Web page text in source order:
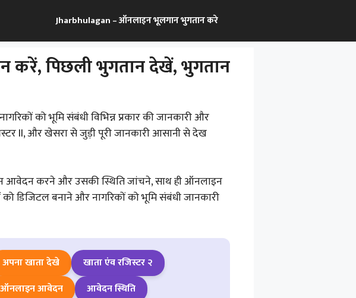
Jharbhulagan – ऑनलाइन भूलगान भुगतान करे
करें, पिछली भुगतान देखें, भुगतान
को भूमि संबंधी विभिन्न प्रकार की जानकारी और
II, और खेसरा से जुड़ी पूरी जानकारी आसानी से देख
आवेदन करने और उसकी स्थिति जांचने, साथ ही ऑनलाइन
डिजिटल बनाने और नागरिकों को भूमि संबंधी जानकारी
अपना खाता देखे
खाता एंव रजिस्टर २
ऑनलाइन आवेदन आवेदन स्थिति